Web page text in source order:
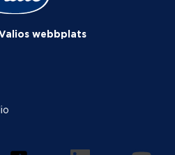
webbplats